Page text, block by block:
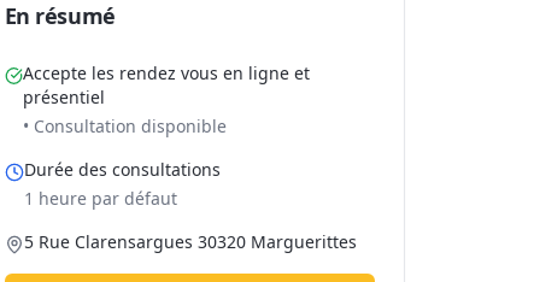
En résumé
Accepte les rendez vous en ligne et
présentiel
• Consultation disponible
Durée des consultations
1 heure par défaut
5 Rue Clarensargues 30320 Marguerittes